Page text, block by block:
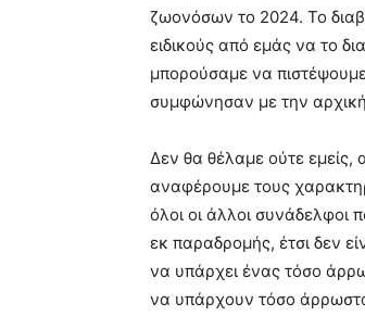
ζωονόσων το 2024. Το
ειδικούς από εμάς να το
μπορούσαμε να
συμφώνησαν με την
Δεν θα θέλαμε ούτε εμείς,
αναφέρουμε τους
όλοι οι άλλοι συνάδελφοι
εκ παραδρομής, έτσι δεν
να υπάρχει ένας τόσο
να υπάρχουν τόσο